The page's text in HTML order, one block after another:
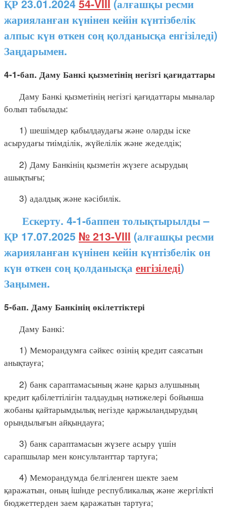
ҚР 23.01.2024 54-VIII (алғашқы ресми
жарияланған күнінен кейін күнтізбелік
алпыс күн өткен соң қолданысқа енгізіледі)
Заңдарымен.
4-1-бап. Даму Банкі қызметінің негізгі қағидаттары
Даму Банкі қызметінің негізгі қағидаттары мыналар
болып табылады:
1) шешімдер қабылдаудағы және оларды іске
асырудағы тиімділік, жүйелілік және жеделдік;
2) Даму Банкінің қызметін жүзеге асырудың
ашықтығы;
3) адалдық және кәсібилік.
Ескерту. 4-1-баппен толықтырылды –
ҚР 17.07.2025 № 213-VIII (алғашқы ресми
жарияланған күнінен кейін күнтізбелік он
күн өткен соң қолданысқа енгізіледі)
Заңымен.
5-бап. Даму Банкінің өкілеттіктері
Даму Банкі:
1) Меморандумға сәйкес өзінің кредит саясатын
анықтауға;
2) банк сараптамасының және қарыз алушының
кредит қабілеттілігін талдаудың нәтижелері бойынша
жобаны қайтарымдылық негізде қаржыландырудың
орындылығын айқындауға;
3) банк сараптамасын жүзеге асыру үшін
сарапшылар мен консультанттар тартуға;
4) Меморандумда белгіленген шекте заем
қаражатын, оның iшiнде республикалық және жергiлiктi
бюджеттерден заем қаражатын тартуға;